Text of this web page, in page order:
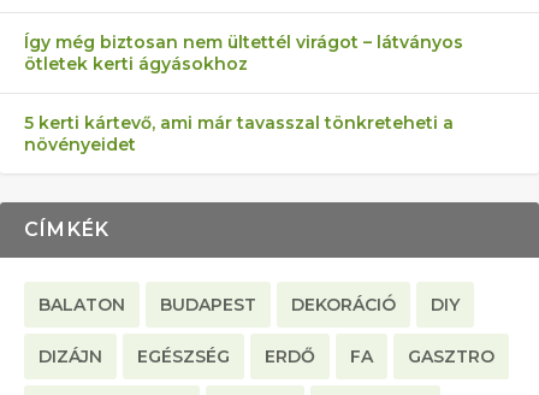
Így még biztosan nem ültettél virágot – látványos
ötletek kerti ágyásokhoz
5 kerti kártevő, ami már tavasszal tönkreteheti a
növényeidet
CÍMKÉK
BALATON BUDAPEST DEKORÁCIÓ DIY
DIZÁJN EGÉSZSÉG ERDŐ FA GASZTRO